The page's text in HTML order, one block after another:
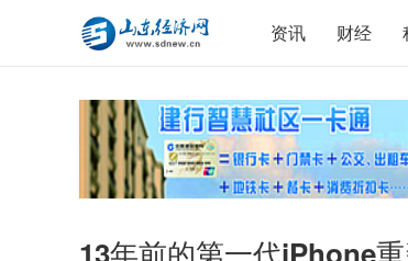
资讯 财经
13年前的第一代iPhone